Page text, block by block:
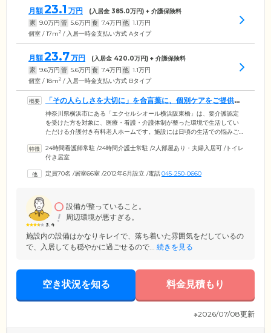
月額23.1 万円 (入居金 385.0万円) + 介護保険料
家 9.0万円 管 5.6万円 食 7.4万円 他 1.1万円
個室 / 17m2 / 入居一時金支払い方式 Aタイプ
月額23.7万円 (入居金 420.0万円) + 介護保険料
家 9.6万円 管 5.6万円 食 7.4万円 他 1.1万円
個室 / 18m2 / 入居一時金支払い方式 Bタイプ
「その人らしさを大切に」を合言葉に、個別ケアをご提供し
ます
神奈川県横浜市にある「エクセルシオール横浜阪東橋」は、要介護認定
を受けた方を対象に、医療・看護・介護体制が整った環境で生活してい
ただける介護付き有料老人ホームです。施設には日頃の生活での悩みご
常駐。ご入居者様お一人おひとりの健康状態に合わせて、「その人らし
さ」を尊重した個別ケアをご提供します。お部屋は広さ、間取りの異な
で、日中・夜間問わず緊急時にはすぐにスタッフにつながり、適切に対
24時間看護師常駐 /24時間介護士常駐 /2人部屋あり・夫婦入居可 /トイレ
付き居室
定員70名 /居室66室 /2012年6月設立 /電話045-250-0660
3.4
設備が整っていること。
周辺環境が悪すぎる。
施設内の設備はかなりキレイで、落ち着いた雰囲気をだしているの
で、入居しても穏やかに過ごせるので... 続きを見る
空き状況を知る 料金見積もり
※2026/07/08更新